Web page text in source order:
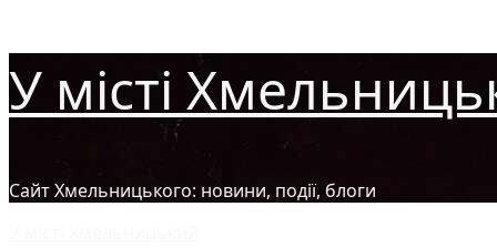
до
вмісту
У місті
Сайт Хмельницького: новини, події, блоги